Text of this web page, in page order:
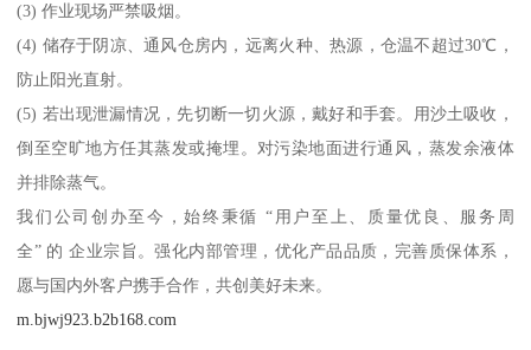
(3) 作业现场严禁吸烟。
(4) 储存于阴凉、通风仓房内，远离火种、热源，仓温不超过30℃，
防止阳光直射。
(5) 若出现泄漏情况，先切断一切火源，戴好和手套。用沙土吸收，
倒至空旷地方任其蒸发或掩埋。对污染地面进行通风，蒸发余液体
并排除蒸气。
我们公司创办至今，始终秉循 “用户至上、质量优良、服务周
全” 的 企业宗旨。强化内部管理，优化产品品质，完善质保体系，
愿与国内外客户携手合作，共创美好未来。
m.bjwj923.b2b168.com